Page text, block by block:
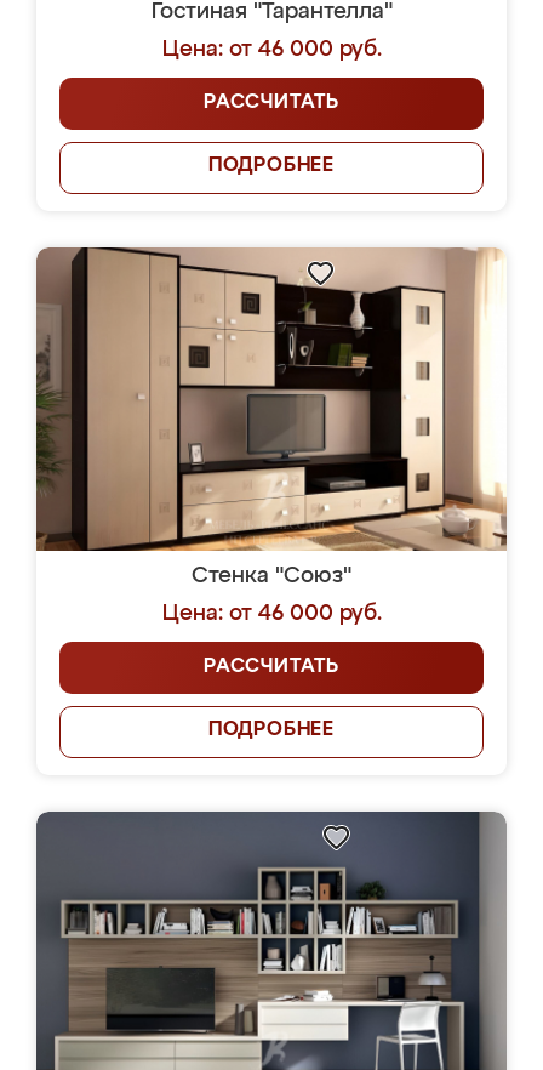
Гостиная "Тарантелла"
Цена: от 46 000 руб.
РАССЧИТАТЬ
ПОДРОБНЕЕ
Стенка "Союз"
Цена: от 46 000 руб.
РАССЧИТАТЬ
ПОДРОБНЕЕ